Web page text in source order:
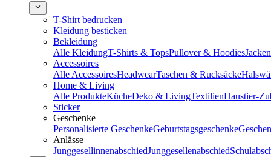
T-Shirt bedrucken
Kleidung besticken
Bekleidung
Alle KleidungT-Shirts & TopsPullover & Hoodies
Accessoires
Alle AccessoiresHeadwearTaschen & Rucksäcke
Home & Living
Alle ProdukteKücheDeko & LivingTextilienHaustier-
Sticker
Geschenke
Personalisierte GeschenkeGeburtstagsgeschenke
Anlässe
JunggesellinnenabschiedJunggesellenabschied